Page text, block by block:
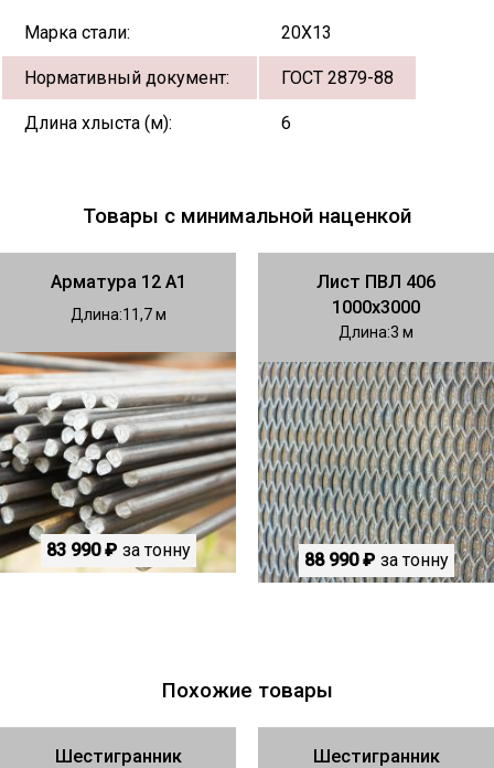
Марка стали: 20Х13
Нормативный документ: ГОСТ 2879-88
Длина хлыста (м): 6
Товары с минимальной наценкой
Арматура 12 А1
Длина 11,7
83 990 ₽ за тонну
Лист ПВЛ 406
1000х3000
Длина 3
88 990 ₽ за тонну
Похожие товары
Шестигранник
Шестигранник